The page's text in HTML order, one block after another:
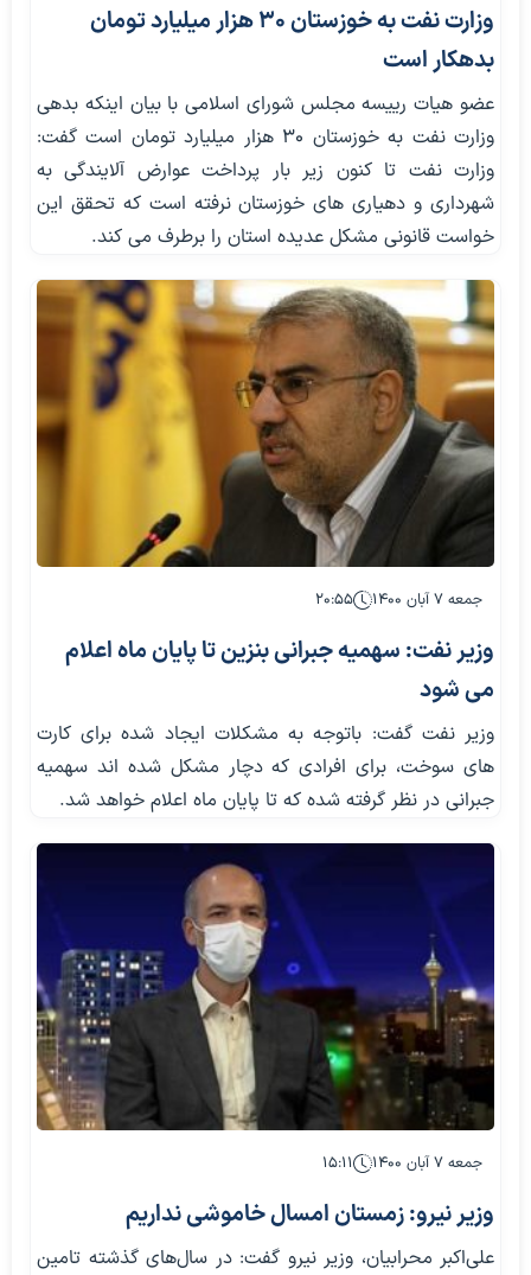
وزارت نفت به خوزستان 30 هزار میلیارد تومان
بدهکار است
عضو هیات رییسه مجلس شورای اسلامی با بیان اینکه بدهی
وزارت نفت به خوزستان 30 هزار میلیارد تومان است گفت:
وزارت نفت تا کنون زیر بار پرداخت عوارض آلایندگی به
شهرداری و دهیاری های خوزستان نرفته است که تحقق این
خواست قانونی مشکل عدیده استان را برطرف می کند.
جمعه ۷ آبان ۱۴۰۰ ۲۰:۵۵
وزیر نفت: سهمیه جبرانی بنزین تا پایان ماه اعلام
می شود
وزیر نفت گفت: باتوجه به مشکلات ایجاد شده برای کارت
های سوخت، برای افرادی که دچار مشکل شده اند سهمیه
جبرانی در نظر گرفته شده که تا پایان ماه اعلام خواهد شد.
جمعه ۷ آبان ۱۴۰۰ ۱۵:۱۱
وزیر نیرو: زمستان امسال خاموشی نداریم
علی‌اکبر محرابیان، وزیر نیرو گفت: در سال‌های گذشته تامین